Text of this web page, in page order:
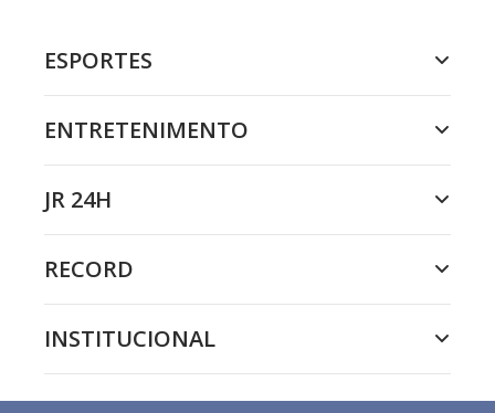
ESPORTES
ENTRETENIMENTO
JR 24H
RECORD
INSTITUCIONAL